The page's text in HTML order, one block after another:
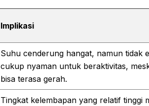
Implikasi
Suhu cenderung hangat, namun tidak
cukup nyaman untuk beraktivitas,
bisa terasa gerah.
Tingkat kelembapan yang relatif tinggi